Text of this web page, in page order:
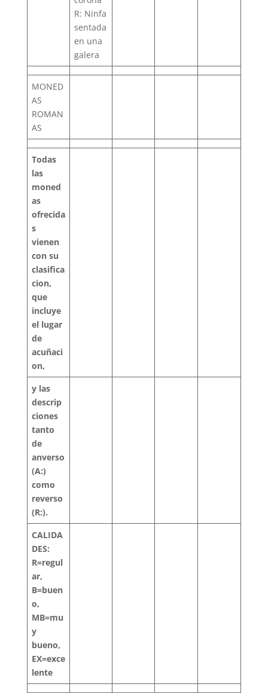
R: Ninfa
sentada
en una
galera
MONED
AS
ROMAN
AS
Todas
las
moned
as
ofrecida
s
vienen
con su
clasifica
cion,
que
incluye
el lugar
de
acuñaci
on,
y las
descrip
ciones
tanto
de
anverso
(A:)
como
reverso
(R:).
CALIDA
DES:
R=regul
ar,
B=buen
o,
MB=mu
y
bueno,
EX=exce
lente